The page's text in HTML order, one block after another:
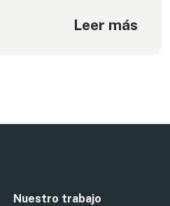
embargo, frente a un
Leer más
Nuestro trabajo